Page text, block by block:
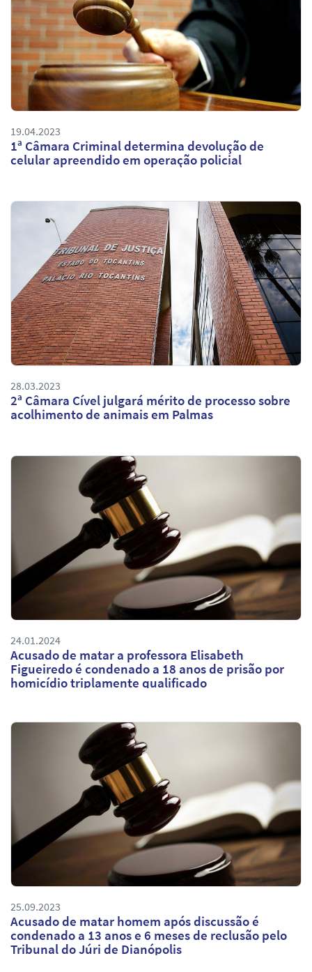
19.04.2023
1ª Câmara Criminal determina devolução de
celular apreendido em operação policial
28.03.2023
2ª Câmara Cível julgará mérito de processo sobre
acolhimento de animais em Palmas
24.01.2024
Acusado de matar a professora Elisabeth
Figueiredo é condenado a 18 anos de prisão por
homicídio triplamente qualificado
25.09.2023
Acusado de matar homem após discussão é
condenado a 13 anos e 6 meses de reclusão pelo
Tribunal do Júri de Dianópolis